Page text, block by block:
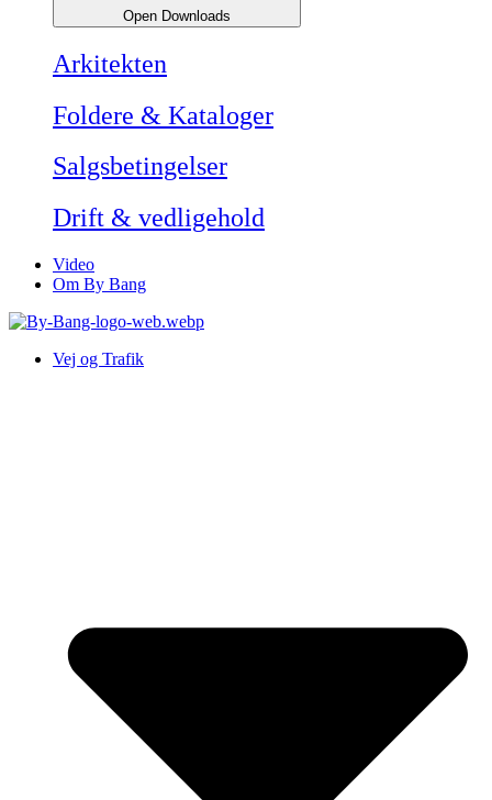
Open Downloads
Arkitekten
Foldere & Kataloger
Salgsbetingelser
Drift & vedligehold
Video
Om By Bang
Vej og Trafik